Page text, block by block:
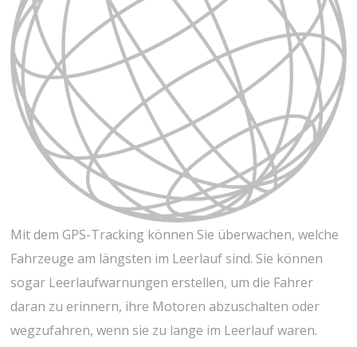
Mit dem GPS-Tracking können Sie überwachen, welche
Fahrzeuge am längsten im Leerlauf sind. Sie können
sogar Leerlaufwarnungen erstellen, um die Fahrer
daran zu erinnern, ihre Motoren abzuschalten oder
wegzufahren, wenn sie zu lange im Leerlauf waren.